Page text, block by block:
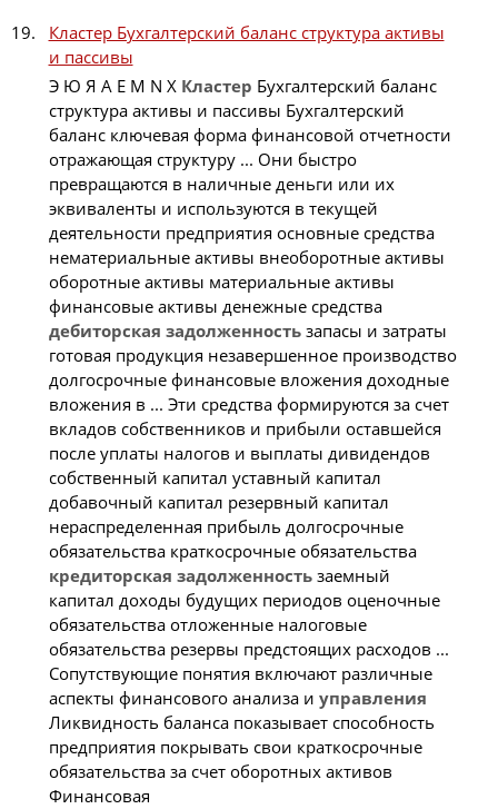
Кластер Бухгалтерский баланс структура активы
и пассивы
Э Ю Я A E M N X Кластер Бухгалтерский баланс
структура активы и пассивы Бухгалтерский
баланс ключевая форма финансовой отчетности
отражающая структуру ... Они быстро
превращаются в наличные деньги или их
эквиваленты и используются в текущей
деятельности предприятия основные средства
нематериальные активы внеоборотные активы
оборотные активы материальные активы
финансовые активы денежные средства
дебиторская задолженностьзапасы и затраты
готовая продукция незавершенное производство
долгосрочные финансовые вложения доходные
вложения в ... Эти средства формируются за счет
вкладов собственников и прибыли оставшейся
после уплаты налогов и выплаты дивидендов
собственный капитал уставный капитал
добавочный капитал резервный капитал
нераспределенная прибыль долгосрочные
обязательства краткосрочные обязательства
кредиторская задолженностьзаемный
капитал доходы будущих периодов оценочные
обязательства отложенные налоговые
обязательства резервы предстоящих расходов ...
Сопутствующие понятия включают различные
аспекты финансового анализа и управления
Ликвидность баланса показывает способность
предприятия покрывать свои краткосрочные
обязательства за счет оборотных активов
Финансовая